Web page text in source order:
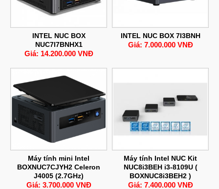
INTEL NUC BOX
NUC7I7BNHX1
Giá: 14.200.000 VNĐ
INTEL NUC BOX 7I3BNH
Giá: 7.000.000 VNĐ
Máy tính mini Intel
BOXNUC7CJYH2 Celeron
J4005 (2.7GHz)
Giá: 3.700.000 VNĐ
Máy tính Intel NUC Kit
NUC8i3BEH i3-8109U (
BOXNUC8i3BEH2 )
Giá: 7.400.000 VNĐ